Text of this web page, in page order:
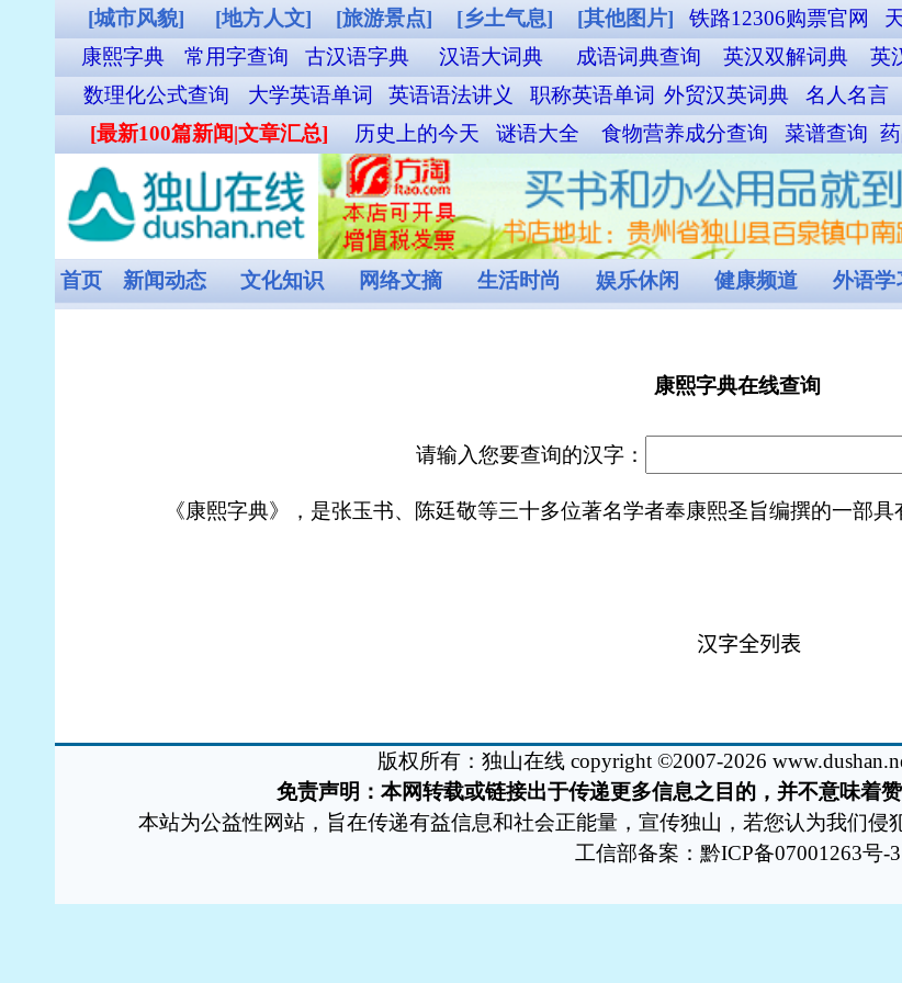
[城市风貌] [地方人文] [旅游景点] [乡土气息] [其他图片] 铁路12306购票官网 天气预报 周公解梦 EXCEL函数速查手册
中文繁體
康熙字典
常用字查询 古汉语字典 汉语大词典 成语词典查询 英汉双解词典 英汉词典查询 汉英词典查询 汉日大辞典
择吉黄历
数理化公式查询
大学英语单词 英语语法讲义 职称英语单词 外贸汉英词典 名人名言 常见植物查询 诗词大全查询 歇后语查询
百家姓查询
[最新100篇新闻|文章汇总]
历史上的今天 谜语大全 食物营养成分查询 菜谱查询 药品说明书查询 本草纲目查询 验方查询 偏方查询
新闻动态 文化知识 网络文摘 生活时尚 娱乐休闲 健康频道 外语学习 软件教学 程序设计 独山图片 村窝文化
康熙字典在线查询
请输入您要查询的汉字：
版权所有：独山在线 copyright ©2007-2026 www.dushan.net, All Rights Reserved.
本站为公益性网站，旨在传递有益信息和社会正能量，宣传独山，若您认为我们侵犯了您的权益，请和我们联系，经查实将及时删除!